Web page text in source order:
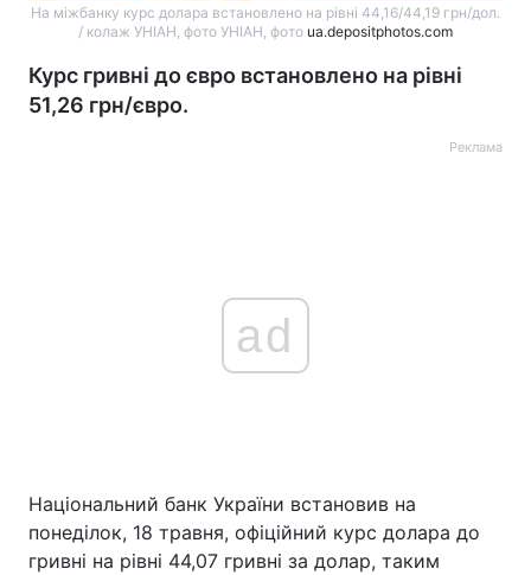
На міжбанку курс долара встановлено на рівні 44,16/44,19 грн/дол.
/ колаж УНІАН, фото УНІАН, фото ua.depositphotos.com
Курс гривні до євро встановлено на рівні
51,26 грн/євро.
Реклама
ad
Національний банк України встановив на
понеділок, 18 травня, офіційний курс долара до
гривні на рівні 44,07 гривні за долар, таким